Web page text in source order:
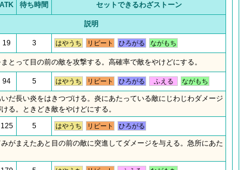
ATK 待ち時間 セットできるわざストーン
説明
19 3 はやうち リピート ひろがる ながもち
とって目の前の敵を攻撃する。高確率で敵をやけどにする。
94 5 はやうち リピート ひろがる ふえる ながもち
だ長い炎をはきつづける。炎にあたっている敵にじわじわダメージ
る。ときどき敵をやけどにする。
125 5 はやうち リピート ひろがる
がまえたあと目の前の敵に突進してダメージを与える。急所にあた